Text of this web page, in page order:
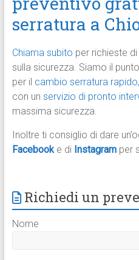
serratura a
Chiama subito per richieste
sulla sicurezza. Siamo il
per il cambio serratura
con un servizio di pronto
massima sicurezza.
Inoltre ti consiglio di dare
Facebook e di Instagram per
Richiedi un
Nome